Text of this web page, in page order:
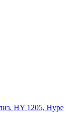
HY 1205, Hype